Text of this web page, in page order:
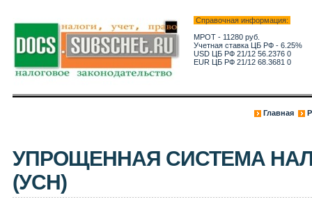
Справочная информация:
МРОТ - 11280 руб.
Учетная ставка ЦБ РФ - 6.25%
USD ЦБ РФ 21/12 56.2376 0
EUR ЦБ РФ 21/12 68.3681 0
Главная
УПРОЩЕННАЯ СИСТЕМА
(УСН)